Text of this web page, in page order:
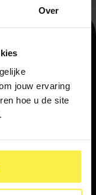
Over
jouw ervaring
hoe u de site